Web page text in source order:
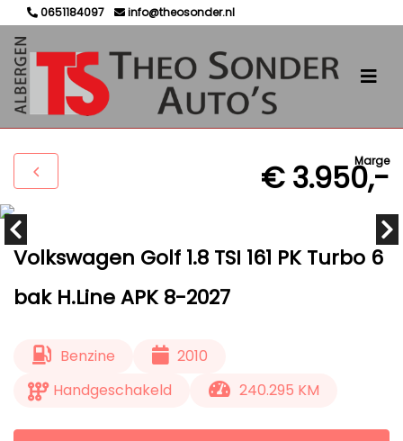
0651184097 info@theosonder.nl
Marge
€ 3.950,-
Volkswagen Golf 1.8 TSI 161 PK Turbo 6
bak H.Line APK 8-2027
Benzine
2010
Handgeschakeld
240.295 KM